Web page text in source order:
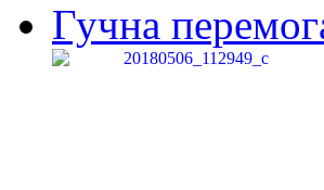
Гучна